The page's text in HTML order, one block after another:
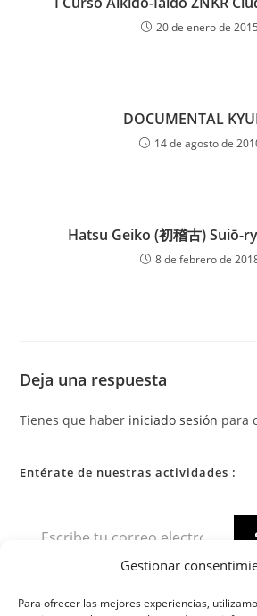
Gestionar
Para ofrecer las mejores experiencias,
20 de enero de 2015
DOCUMENTAL
14 de agosto de
Hatsu Geiko (初稽古) Suiō-
8 de febrero de
Deja una respuesta
Tienes que haber iniciado sesión para
Entérate de nuestras actividades :